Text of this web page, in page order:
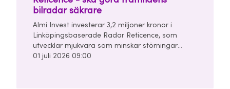
bilradar säkrare
Almi Invest investerar 3,2 miljoner kronor i
Linköpingsbaserade Radar Reticence, som
utvecklar mjukvara som minskar störningar
mellan bilars radarsystem. Investeringen görs
01 juli 2026 09:00